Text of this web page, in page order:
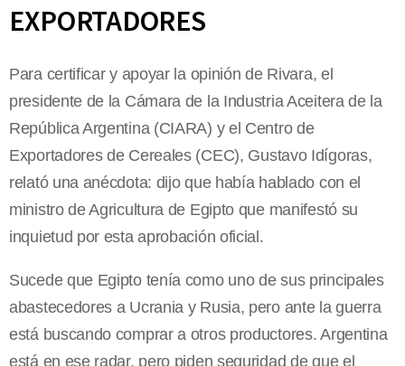
EXPORTADORES
Para certificar y apoyar la opinión de Rivara, el
presidente de la Cámara de la Industria Aceitera de la
República Argentina (CIARA) y el Centro de
Exportadores de Cereales (CEC), Gustavo Idígoras,
relató una anécdota: dijo que había hablado con el
ministro de Agricultura de Egipto que manifestó su
inquietud por esta aprobación oficial.
Sucede que Egipto tenía como uno de sus principales
abastecedores a Ucrania y Rusia, pero ante la guerra
está buscando comprar a otros productores. Argentina
está en ese radar, pero piden seguridad de que el